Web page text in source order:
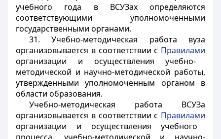
учебного года в ВСУЗах определяются
соответствующими уполномоченными
государственными органами.
31. Учебно-методическая работа вуза
организовывается в соответствии с Правилами
организации и осуществления учебно-
методической и научно-методической работы,
утвержденными уполномоченным органом в
области образования.
Учебно-методическая работа ВСУЗа
организовывается в соответствии с Правилами
организации и осуществления учебного